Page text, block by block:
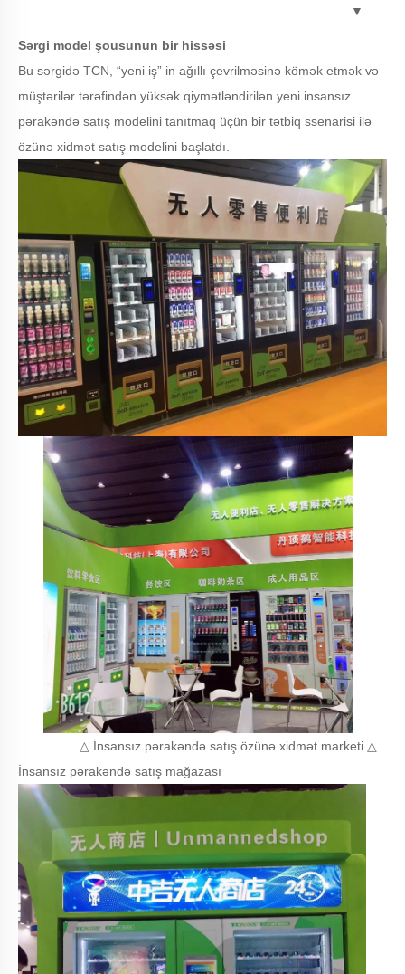
▼
Sərgi model şousunun bir hissəsi
Bu sərgidə TCN, “yeni iş” in ağıllı çevrilməsinə kömək etmək və
müştərilər tərəfindən yüksək qiymətləndirilən yeni insansız
pərakəndə satış modelini tanıtmaq üçün bir tətbiq ssenarisi ilə
özünə xidmət satış modelini başlatdı.
△ İnsansız pərakəndə satış özünə xidmət marketi △
İnsansız pərakəndə satış mağazası